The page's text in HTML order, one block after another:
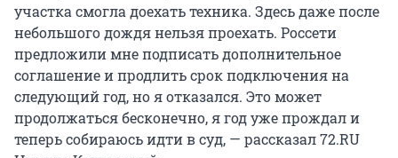
участка смогла доехать техника. Здесь даже после
небольшого дождя нельзя проехать. Россети
предложили мне подписать дополнительное
соглашение и продлить срок подключения на
следующий год, но я отказался. Это может
продолжаться бесконечно, я год уже прождал и
теперь собираюсь идти в суд, — рассказал 72.RU